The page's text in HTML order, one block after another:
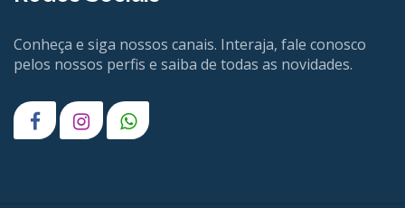
Conheça e siga nossos canais. Interaja, fale conosco
pelos nossos perfis e saiba de todas as novidades.